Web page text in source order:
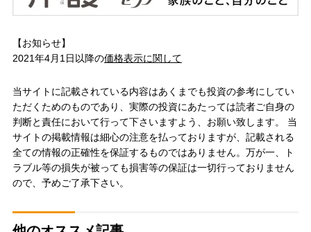
【お知らせ】
2021年4月1日以降の価格表示に関して
当サイトに記載されている内容はあくまでも投資の参考にしてい
ただくためのものであり、実際の投資にあたっては読者ご自身の
判断と責任において行って下さいますよう、お願い致します。 当
サイトの掲載情報は細心の注意を払っておりますが、記載される
全ての情報の正確性を保証するものではありません。万が一、ト
ラブル等の損失が被っても損害等の保証は一切行っておりません
ので、予めご了承下さい。